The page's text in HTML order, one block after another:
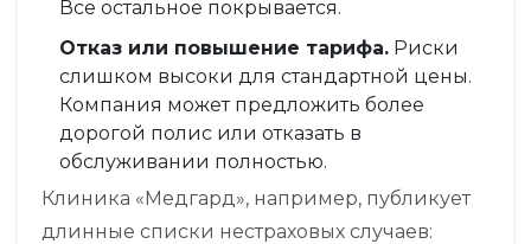
Все остальное покрывается.
Отказ или повышение тарифа. Риски
слишком высоки для стандартной цены.
Компания может предложить более
дорогой полис или отказать в
обслуживании полностью.
Клиника «Медгард», например, публикует
длинные списки нестраховых случаев: